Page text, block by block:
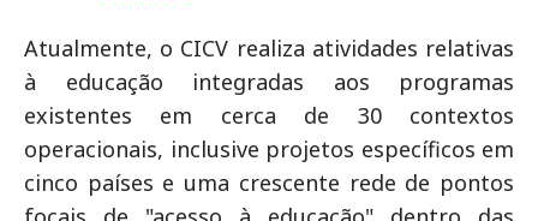
Atualmente, o CICV realiza atividades relativas
à educação integradas aos programas
existentes em cerca de 30 contextos
operacionais, inclusive projetos específicos em
cinco países e uma crescente rede de pontos